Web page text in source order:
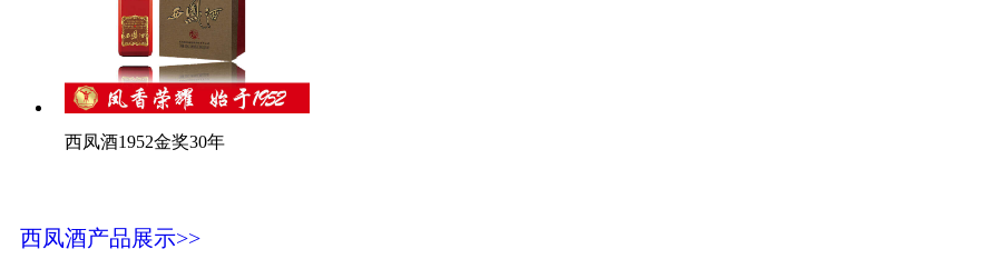
西凤酒1952金奖30年
西凤酒产品展示>>